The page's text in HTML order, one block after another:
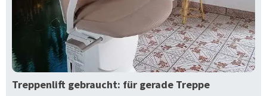
Treppenlift gebraucht: für gerade Treppe